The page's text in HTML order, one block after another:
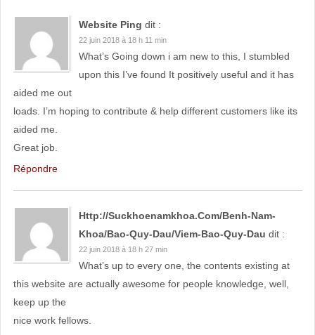
Website Ping dit :
22 juin 2018 à 18 h 11 min
What’s Going down i am new to this, I stumbled
upon this I’ve found It positively useful and it has
aided me out
loads. I’m hoping to contribute & help different customers like its
aided me.
Great job.
Répondre
Http://suckhoenamkhoa.com/benh-Nam-
Khoa/bao-Quy-Dau/viem-Bao-Quy-Dau dit :
22 juin 2018 à 18 h 27 min
What’s up to every one, the contents existing at
this website are actually awesome for people knowledge, well,
keep up the
nice work fellows.